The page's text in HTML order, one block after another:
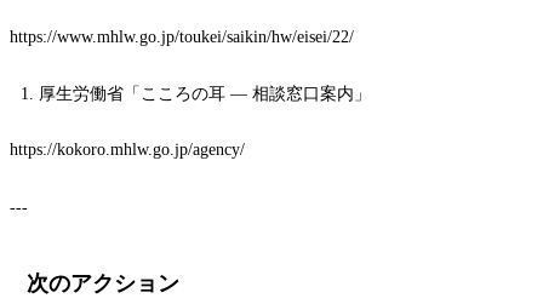
https://www.mhlw.go.jp/toukei/saikin/hw/eisei/22/
厚生労働省「こころの耳 — 相談窓口案内」
https://kokoro.mhlw.go.jp/agency/
---
次のアクション